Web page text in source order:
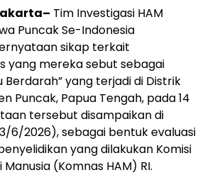
Tim Investigasi HAM
Puncak Se-Indonesia
sikap terkait
yang mereka sebut sebagai
Berdarah” yang terjadi di Distrik
Puncak, Papua Tengah, pada 14
tersebut disampaikan di
6/2026), sebagai bentuk evaluasi
yang dilakukan Komisi
Manusia (Komnas HAM) RI.